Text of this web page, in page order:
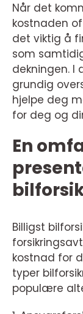
Når det
kostnaden
det viktig å
som
dekningen. I
grundig
hjelpe deg
for deg og
En
Billigst
kostnad for
typer
populære